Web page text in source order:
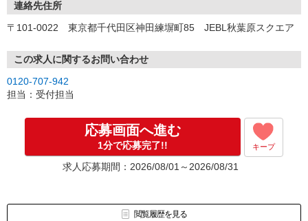
連絡先住所
〒101-0022 東京都千代田区神田練塀町85 JEBL秋葉原スクエア
この求人に関するお問い合わせ
0120-707-942
担当：受付担当
応募画面へ進む
1分で応募完了!! キープ
求人応募期間：2026/08/01～2026/08/31
閲覧履歴を見る